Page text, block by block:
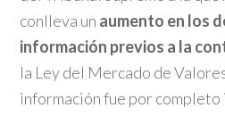
conlleva un aumento en los
información previos a la
la Ley del Mercado de
información fue por